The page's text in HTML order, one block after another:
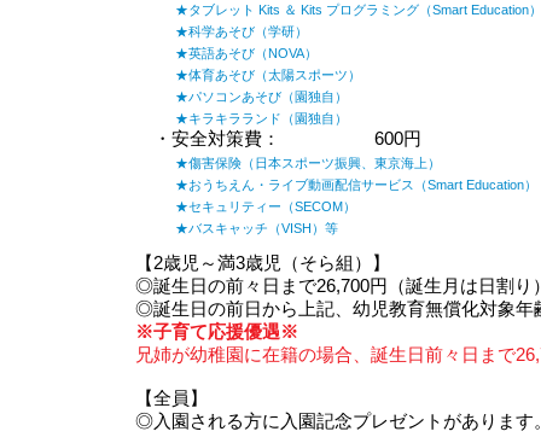
★タブレット Kits ＆ Kits プログラミング（Smart Education）
★科学あそび（学研）
★英語あそび（NOVA）
★体育あそび（太陽スポーツ）
★パソコンあそび（園独自）
★キラキラランド（園独自）
・安全対策費： 600円
★傷害保険（日本スポーツ振興、東京海上）
​ ★おうちえん・ライブ動画配信サービス（Smart Education）
★セキュリティー（SECOM）
★バスキャッチ（VISH）等
【2歳児～満3歳児（そら組）】
​◎誕生日の前々日まで26,700円（誕生月は日割り
◎誕生日の前日から上記、幼児教育無償化対象
※子育て応援優遇※
兄姉が幼稚園に在籍の場合、誕生日前々日まで
【全員】
◎入園される方に入園記念プレゼントがありま